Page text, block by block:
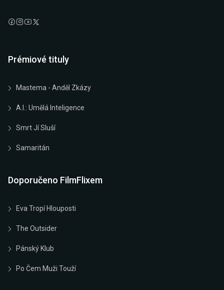
Prémiové tituly
Mastema - Anděl Zkázy
A.I.: Umělá Inteligence
Smrt Jí Sluší
Samaritán
Doporučeno FilmFlixem
Eva Tropí Hlouposti
The Outsider
Pánský Klub
Po Čem Muži Touží